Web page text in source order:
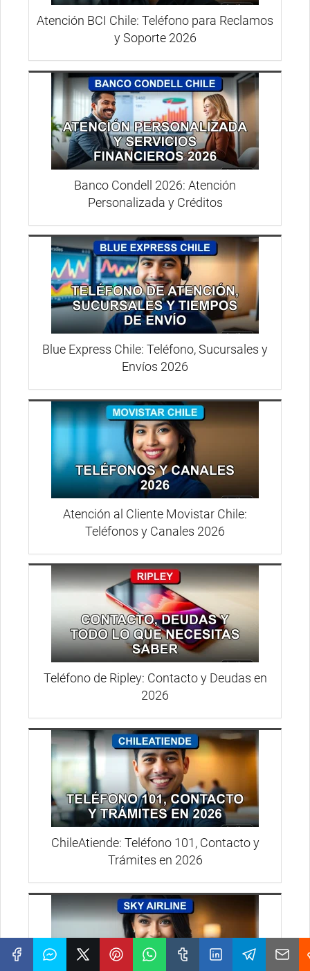
Atención BCI Chile: Teléfono para Reclamos
y Soporte 2026
Banco Condell 2026: Atención
Personalizada y Créditos
Blue Express Chile: Teléfono, Sucursales y
Envíos 2026
Atención al Cliente Movistar Chile:
Teléfonos y Canales 2026
Teléfono de Ripley: Contacto y Deudas en
2026
ChileAtiende: Teléfono 101, Contacto y
Trámites en 2026